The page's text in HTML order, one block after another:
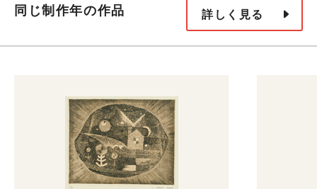
同じ制作年の作品 詳しく見る